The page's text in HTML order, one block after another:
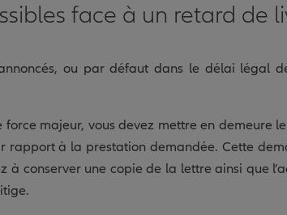
face à un retard de
ou par défaut dans le délai légal
majeur, vous devez mettre en demeure
à la prestation demandée. Cette
à conserver une copie de la lettre ainsi que